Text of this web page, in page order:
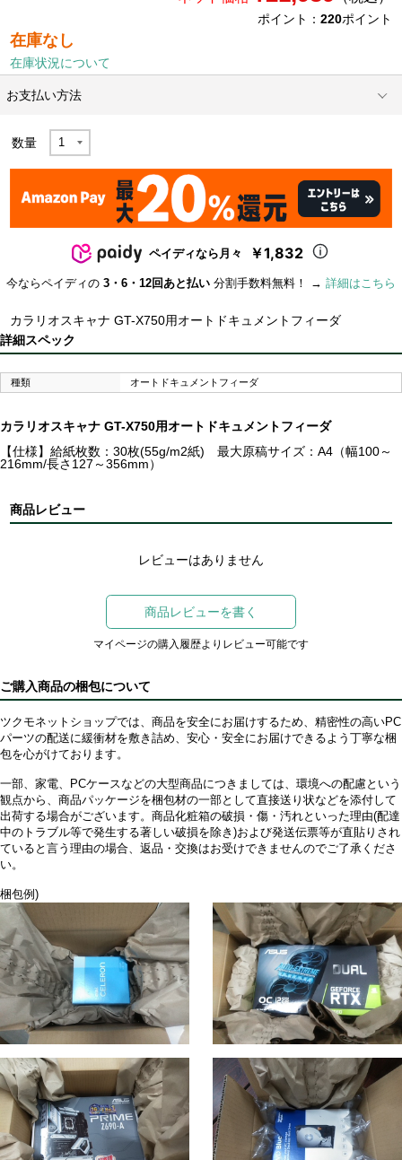
ポイント： 220ポイント
在庫なし
在庫状況について
お支払い方法
数量
ペイディなら月々 ￥1,832
今ならペイディの 3・6・12回あと払い 分割手数料無料！ → 詳細はこちら
カラリオスキャナ GT-X750用オートドキュメントフィーダ
詳細スペック
種類 オートドキュメントフィーダ
カラリオスキャナ GT-X750用オートドキュメントフィーダ
【仕様】給紙枚数：30枚(55g/m2紙) 最大原稿サイズ：A4（幅100～
216mm/長さ127～356mm）
商品レビュー
レビューはありません
商品レビューを書く
マイページの購入履歴よりレビュー可能です
ご購入商品の梱包について
ツクモネットショップでは、商品を安全にお届けするため、精密性の高いPC
パーツの配送に緩衝材を敷き詰め、安心・安全にお届けできるよう丁寧な梱
包を心がけております。
一部、家電、PCケースなどの大型商品につきましては、環境への配慮という
観点から、商品パッケージを梱包材の一部として直接送り状などを添付して
出荷する場合がございます。商品化粧箱の破損・傷・汚れといった理由(配達
中のトラブル等で発生する著しい破損を除き)および発送伝票等が直貼りされ
ていると言う理由の場合、返品・交換はお受けできませんのでご了承くださ
い。
梱包例)